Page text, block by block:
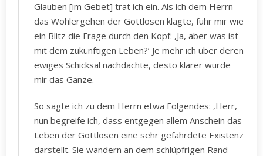
Glauben [im Gebet] trat ich ein. Als ich dem Herrn
das Wohlergehen der Gottlosen klagte, fuhr mir wie
ein Blitz die Frage durch den Kopf: ‚Ja, aber was ist
mit dem zukünftigen Leben?‘ Je mehr ich über deren
ewiges Schicksal nachdachte, desto klarer wurde
mir das Ganze.
So sagte ich zu dem Herrn etwa Folgendes: ‚Herr,
nun begreife ich, dass entgegen allem Anschein das
Leben der Gottlosen eine sehr gefährdete Existenz
darstellt. Sie wandern an dem schlüpfrigen Rand